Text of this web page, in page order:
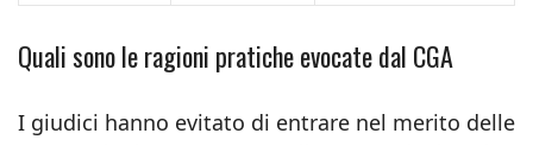
Quali sono le ragioni pratiche evocate dal CGA
I giudici hanno evitato di entrare nel merito delle